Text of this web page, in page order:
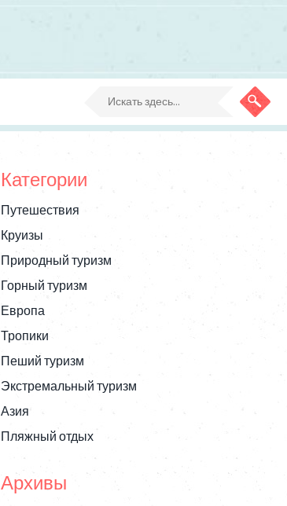
Категории
Путешествия
Круизы
Природный туризм
Горный туризм
Европа
Тропики
Пеший туризм
Экстремальный туризм
Азия
Пляжный отдых
Архивы